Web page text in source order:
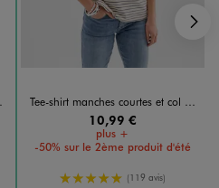
Tee-shirt manches courtes et col rond rayé en coton résistant femme
10,99 €
plus +
-50% sur le 2ème produit d'été
5/5 de moyenne
(119 avis)